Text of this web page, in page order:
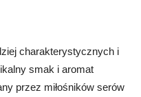
charakterystycznych i
smak i aromat
przez miłośników serów